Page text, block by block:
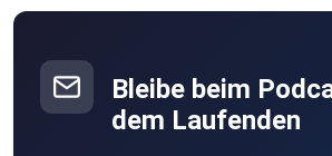
Bleibe beim
dem Laufenden